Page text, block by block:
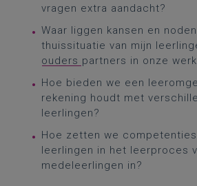
vragen extra aandacht?
Waar liggen kansen en
thuissituatie van mijn
ouders partners in onze
Hoe bieden we een
rekening houdt met
leerlingen?
Hoe zetten we competenties
leerlingen in het leerproces
medeleerlingen in?